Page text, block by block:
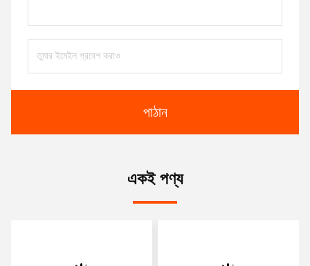
পাঠান
একই পণ্য